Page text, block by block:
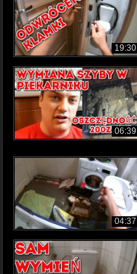
19:30
06:39
04:37